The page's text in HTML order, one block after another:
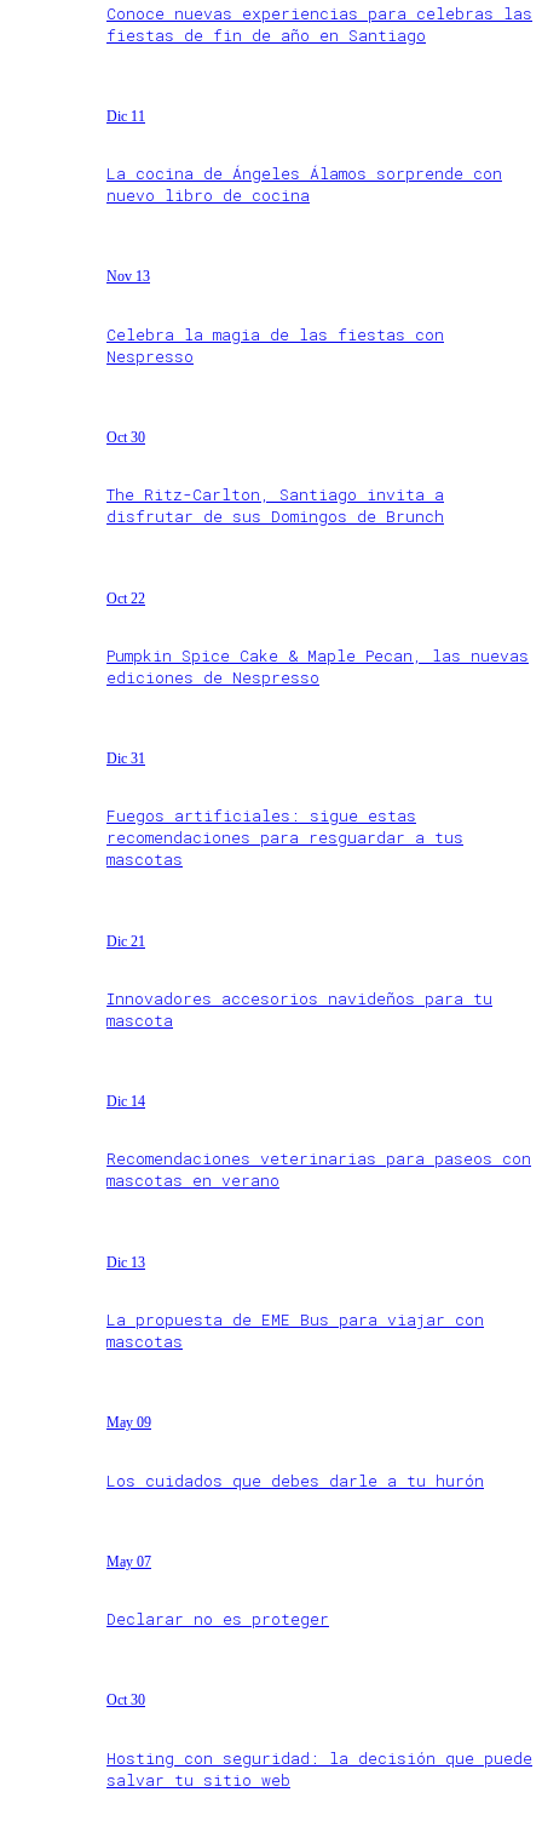
Conoce nuevas experiencias para celebras las
fiestas de fin de año en Santiago
Dic 11
La cocina de Ángeles Álamos sorprende con
nuevo libro de cocina
Nov 13
Celebra la magia de las fiestas con
Nespresso
Oct 30
The Ritz-Carlton, Santiago invita a
disfrutar de sus Domingos de Brunch
Oct 22
Pumpkin Spice Cake & Maple Pecan, las nuevas
ediciones de Nespresso
Dic 31
Fuegos artificiales: sigue estas
recomendaciones para resguardar a tus
mascotas
Dic 21
Innovadores accesorios navideños para tu
mascota
Dic 14
Recomendaciones veterinarias para paseos con
mascotas en verano
Dic 13
La propuesta de EME Bus para viajar con
mascotas
May 09
Los cuidados que debes darle a tu hurón
May 07
Declarar no es proteger
Oct 30
Hosting con seguridad: la decisión que puede
salvar tu sitio web